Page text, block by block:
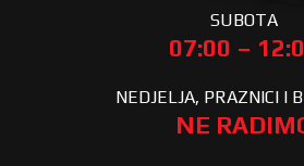
SUBOTA
07:00 –
NEDJELJA, PRAZNICI I
NE